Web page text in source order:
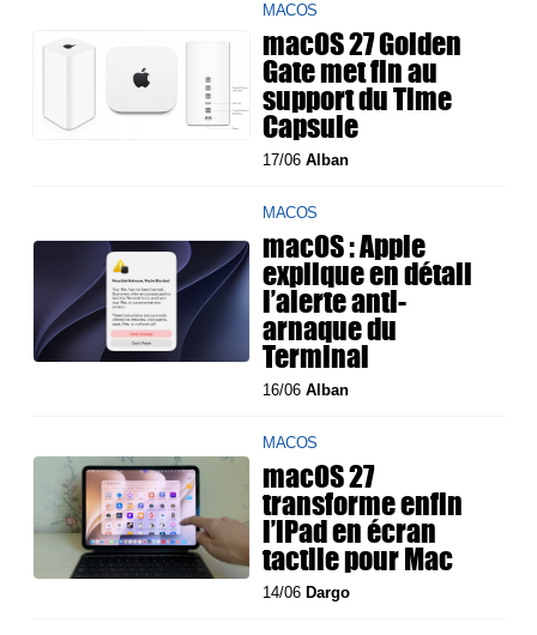
MACOS
macOS 27 Golden
Gate met fin au
support du Time
Capsule
17/06Alban
MACOS
macOS : Apple
explique en détail
l’alerte anti-
arnaque du
Terminal
16/06Alban
MACOS
macOS 27
transforme enfin
l’iPad en écran
tactile pour Mac
14/06 Dargo